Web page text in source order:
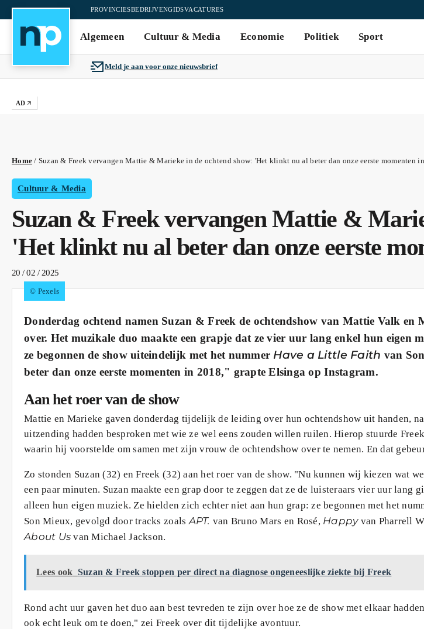
PROVINCIESBEDRIJVENGIDSVACATURES
Algemeen Cultuur & Media Economie Politiek Sport
Meld je aan voor onze nieuwsbrief
AD
Home / Suzan & Freek vervangen Mattie & Marieke in de ochtend show: 'Het klinkt nu al beter dan onze eerste momenten
Cultuur & Media
Suzan & Freek vervangen Mattie &
'Het klinkt nu al beter dan onze eerste
20 / 02 / 2025
© Pexels
Donderdag ochtend namen Suzan & Freek de ochtendshow van Mattie Valk en
over. Het muzikale duo maakte een grapje dat ze vier uur lang enkel hun eigen
ze begonnen de show uiteindelijk met het nummer Have a Little Faith van
beter dan onze eerste momenten in 2018," grapte Elsinga op Instagram.
Aan het roer van de show
Mattie en Marieke gaven donderdag tijdelijk de leiding over hun ochtendshow uit handen,
uitzending hadden besproken met wie ze wel eens zouden willen ruilen. Hierop stuurde
waarin hij voorstelde om samen met zijn vrouw de ochtendshow over te nemen. En dat
Zo stonden Suzan (32) en Freek (32) aan het roer van de show. "Nu kunnen wij kiezen wat
een paar minuten. Suzan maakte een grap door te zeggen dat ze de luisteraars vier uur lang
alleen hun eigen muziek. Ze hielden zich echter niet aan hun grap: ze begonnen met het
Son Mieux, gevolgd door tracks zoals APT. van Bruno Mars en Rosé, Happyvan Pharrell
About Usvan Michael Jackson.
Lees ook Suzan & Freek stoppen per direct na diagnose ongeneeslijke ziekte bij Freek
Rond acht uur gaven het duo aan best tevreden te zijn over hoe ze de show met elkaar
ook echt leuk om te doen," zei Freek over dit tijdelijke avontuur.